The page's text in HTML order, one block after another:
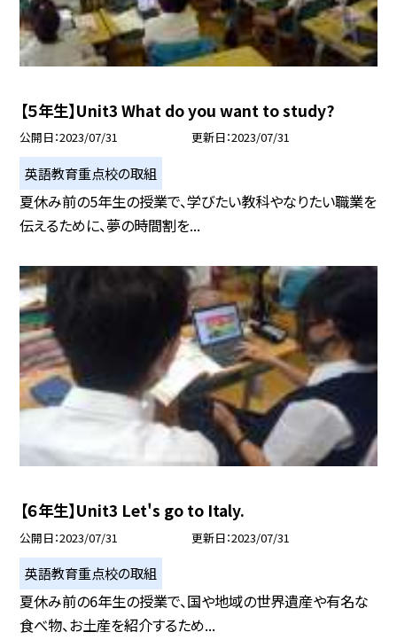
【５年生】Unit3 What do you want to study?
公開日 2023/07/31 更新日 2023/07/31
英語教育重点校の取組
夏休み前の5年生の授業で、学びたい教科やなりたい職業を
伝えるために、夢の時間割を...
【６年生】Unit3 Let's go to Italy.
公開日 2023/07/31 更新日 2023/07/31
英語教育重点校の取組
夏休み前の6年生の授業で、国や地域の世界遺産や有名な
食べ物、お土産を紹介するため...